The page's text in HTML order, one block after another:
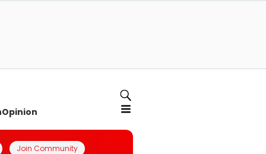
Opinion
Join Community